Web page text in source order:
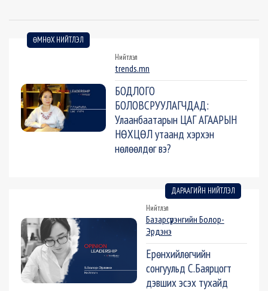
ӨМНӨХ НИЙТЛЭЛ
Нийтлэл
trends.mn
БОДЛОГО
БОЛОВСРУУЛАГЧДАД:
Улаанбаатарын ЦАГ АГААРЫН
НӨХЦӨЛ утаанд хэрхэн
нөлөөлдөг вэ?
ДАРААГИЙН НИЙТЛЭЛ
Нийтлэл
Базарсүрэнгийн Болор-
Эрдэнэ
Ерөнхийлөгчийн
сонгуульд С.Баярцогт
дэвших эсэх тухайд